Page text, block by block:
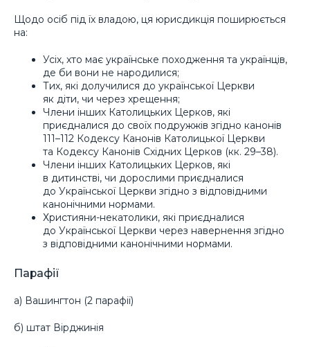
Щодо осіб під їх владою, ця юрисдикція поширюється
на:
Усіх, хто має українське походження та українців,
де би вони не народилися;
Тих, які долучилися до української Церкви
як діти, чи через хрещення;
Члени інших Католицьких Церков, які
приєдналися до своїх подружжів згідно канонів
111–112 Кодексу Канонів Католицької Церкви
та Кодексу Канонів Східних Церков (кк. 29–38).
Члени інших Католицьких Церков, які
в дитинстві, чи дорослими приєдналися
до Української Церкви згідно з відповідними
канонічними нормами.
Християни-некатолики, які приєдналися
до Української Церкви через навернення згідно
з відповідними канонічними нормами.
Парафії
а) Вашингтон (2 парафії)
б) штат Вірджинія